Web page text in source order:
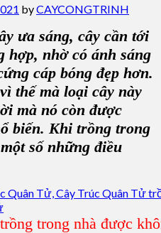
byCAYCONGTRINH
ưa sáng, cây cần tới
hợp, nhờ có ánh sáng
cáp bóng đẹp hơn.
thế mà loại cây này
mà nó còn được
biến. Khi trồng trong
số những điều
trong nhà được